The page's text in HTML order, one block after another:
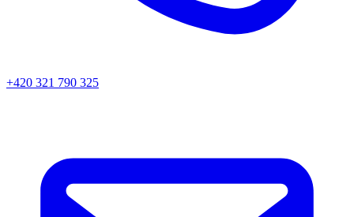
+420 321 790 325